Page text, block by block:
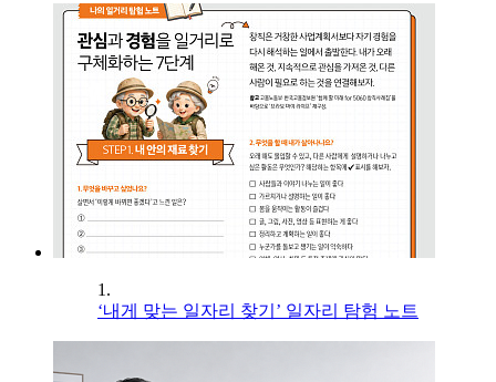
1.
‘내게 맞는 일자리 찾기’ 일자리 탐험 노트